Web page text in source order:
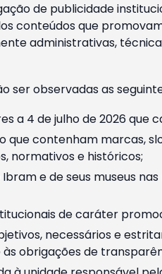
de publicidade
conteúdos que
administrativas,
ser observadas as
a 4 de julho de 2026 que
contenham marcas,
normativos e históricos;
e de seus museus
de caráter
necessários e
obrigações de